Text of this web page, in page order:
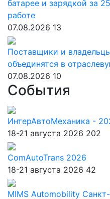
батарее и зарядкой за
работе
07.08.2026 13
Поставщики и
объединятся в
07.08.2026 10
События
ИнтерАвтоМеханика -
18-21 августа 2026 202
ComAutoTrans 2026
18-21 августа 2026 42
MIMS Automobility